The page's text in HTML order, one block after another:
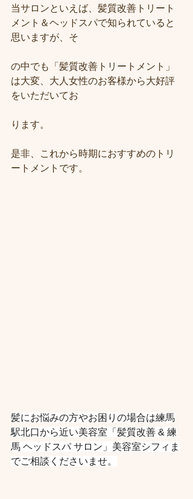
当サロンといえば、髪質改善トリート
メント＆ヘッドスパで知られていると
思いますが、そ
の中でも「髪質改善トリートメント」
は大変、大人女性のお客様から大好評
をいただいてお
ります。
是非、これから時期におすすめのトリ
ートメントです。
髪にお悩みの方やお困りの場合は練馬
駅北口から近い美容室「髪質改善 & 練
馬 ヘッドスパ サロン」美容室シフィま
でご相談くださいませ。